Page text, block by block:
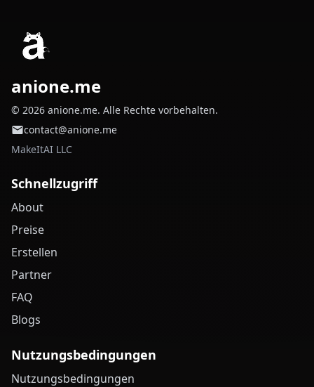
anione.me
© 2026 anione.me. Alle Rechte vorbehalten.
contact@anione.me
MakeItAI LLC
Schnellzugriff
About
Preise
Erstellen
Partner
FAQ
Blogs
Nutzungsbedingungen
Nutzungsbedingungen